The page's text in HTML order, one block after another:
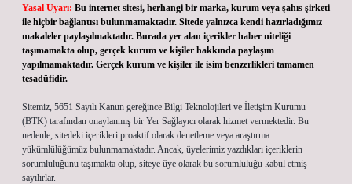
Yasal Uyarı: Bu internet sitesi, herhangi bir marka, kurum veya şahıs şirketi
ile hiçbir bağlantısı bulunmamaktadır. Sitede yalnızca kendi hazırladığımız
makaleler paylaşılmaktadır. Burada yer alan içerikler haber niteliği
taşımamakta olup, gerçek kurum ve kişiler hakkında paylaşım
yapılmamaktadır. Gerçek kurum ve kişiler ile isim benzerlikleri tamamen
tesadüfidir.
Sitemiz, 5651 Sayılı Kanun gereğince Bilgi Teknolojileri ve İletişim Kurumu
(BTK) tarafından onaylanmış bir Yer Sağlayıcı olarak hizmet vermektedir. Bu
nedenle, sitedeki içerikleri proaktif olarak denetleme veya araştırma
yükümlülüğümüz bulunmamaktadır. Ancak, üyelerimiz yazdıkları içeriklerin
sorumluluğunu taşımakta olup, siteye üye olarak bu sorumluluğu kabul etmiş
sayılırlar.